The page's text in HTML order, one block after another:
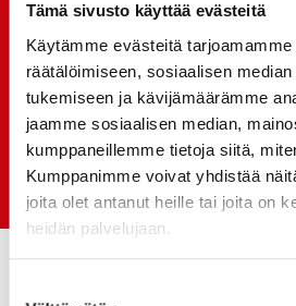
Tämä sivusto käyttää evästeitä
Käytämme evästeitä
räätälöimiseen, sosiaalisen
tukemiseen ja kävijämäärämme
jaamme sosiaalisen median,
kumppaneillemme tietoja siitä,
Kumppanimme voivat yhdistää
joita olet antanut heille tai joita on
heidän palvelujaan.
Rinta-Joupin Autoliike
pääyhteistyökumppanina
06.07.
Early Bird-lippupaketit nyt
Jokerit-matsi ja